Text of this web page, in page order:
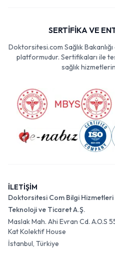
SERTİFİKA VE
Doktorsitesi.com Sağlık
platformudur. Sertifikaları ile
sağlık
İLETİŞİM
Doktorsitesi Com Bilgi Hizmetleri
Teknoloji ve Ticaret A.Ş.
Maslak Mah. Ahi Evran Cd. A.O.S
Kat Kolektif House
İstanbul, Türkiye